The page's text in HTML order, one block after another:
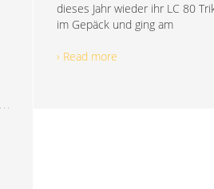
dieses Jahr wieder ihr LC 80
im Gepäck und ging am
› Read more